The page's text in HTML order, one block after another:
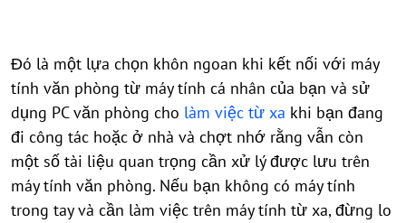
Đó là một lựa chọn khôn ngoan khi kết nối với máy
tính văn phòng từ máy tính cá nhân của bạn và sử
dụng PC văn phòng cho làm việc từ xa khi bạn đang
đi công tác hoặc ở nhà và chợt nhớ rằng vẫn còn
một số tài liệu quan trọng cần xử lý được lưu trên
máy tính văn phòng. Nếu bạn không có máy tính
trong tay và cần làm việc trên máy tính từ xa, đừng lo